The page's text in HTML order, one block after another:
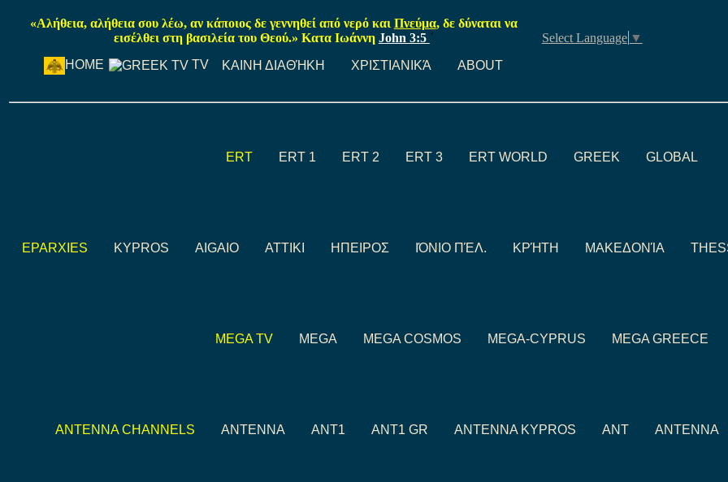
«Αλήθεια, αλήθεια σου λέω, αν κάποιος δε γεννηθεί από νερό και Πνεύμα, δε δύναται να
εισέλθει στη βασιλεία του Θεού.» Κατα Ιωάννη John 3:5 ΄ Select Language ▼
HOME
TV ΚΑΙΝΗ ΔΙΑΘΉΚΗ ΧΡΙΣΤΙΑΝΙΚΆ ABOUT
ERT ERT 1 ERT 2 ERT 3 ERT WORLD GREEK GLOBAL
EPARXIES KYPROS AIGAIO ATTIKI ΗΠΕΙΡΟΣ ΙΌΝΙΟ ΠΈΛ. ΚΡΉΤΗ ΜΑΚΕΔΟΝΊΑ
MEGA TV MEGA MEGA COSMOS MEGA-CYPRUS MEGA GREECE
ANTENNA CHANNELS ANTENNA ANT1 ANT1 GR ANTENNA KYPROS ANT ANTENNA